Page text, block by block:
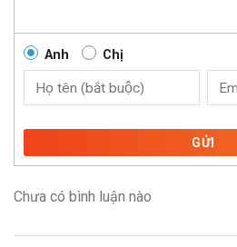
Anh Chị
GỬI
Chưa có bình luận nào